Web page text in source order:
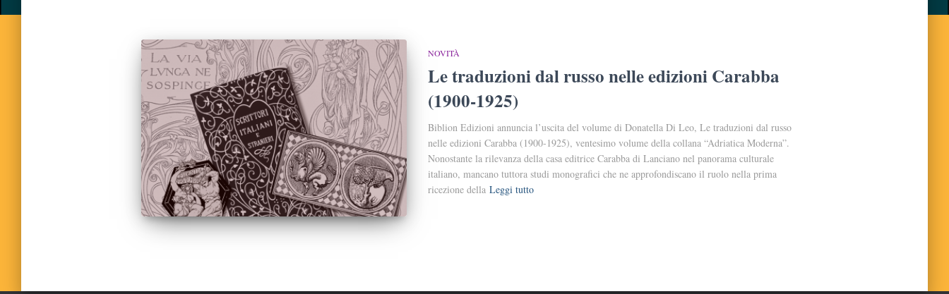
NOVITÀ
Le traduzioni dal russo nelle edizioni Carabba
(1900-1925)
Biblion Edizioni annuncia l’uscita del volume di Donatella Di Leo, Le traduzioni dal russo
nelle edizioni Carabba (1900-1925), ventesimo volume della collana “Adriatica Moderna”.
Nonostante la rilevanza della casa editrice Carabba di Lanciano nel panorama culturale
italiano, mancano tuttora studi monografici che ne approfondiscano il ruolo nella prima
ricezione della Leggi tutto